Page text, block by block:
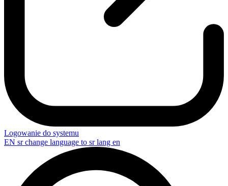
Logowanie do systemu
EN sr change language to sr lang en